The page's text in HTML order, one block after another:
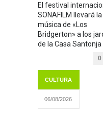
El festival
SONAFILM llevará la
música de «Los
Bridgerton» a los
de la Casa Santonja
0
CULTURA
06/08/2026